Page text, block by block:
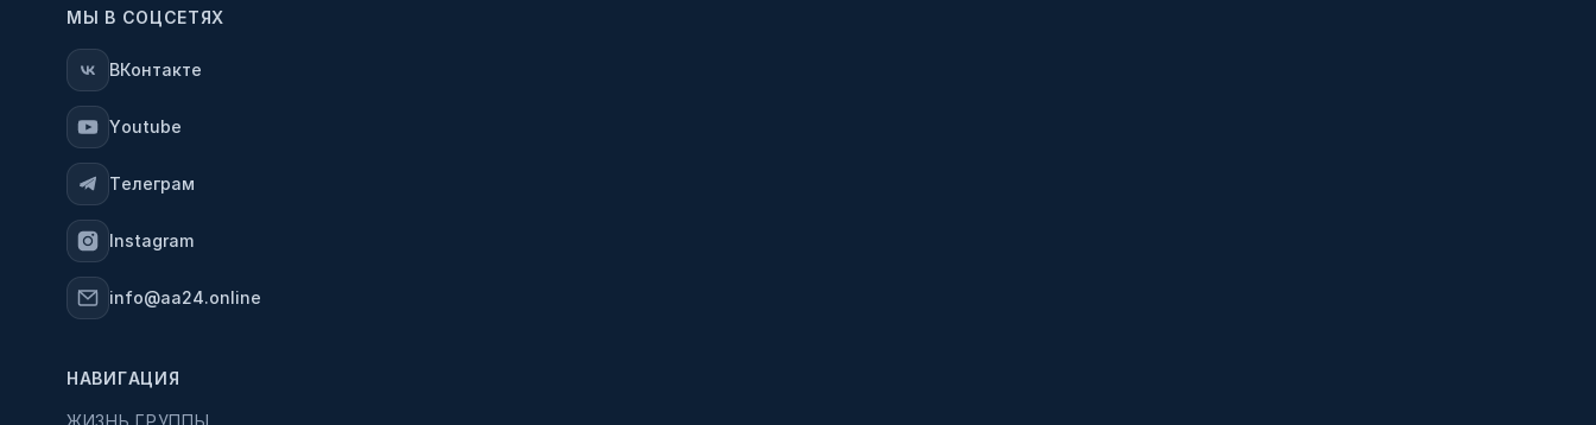
МЫ В СОЦСЕТЯХ
ВКонтакте
Youtube
Телеграм
Instagram
info@aa24.online
НАВИГАЦИЯ